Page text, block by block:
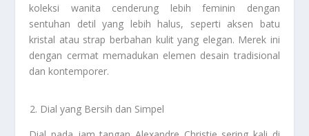
koleksi wanita cenderung lebih feminin dengan
sentuhan detil yang lebih halus, seperti aksen batu
kristal atau strap berbahan kulit yang elegan. Merek ini
dengan cermat memadukan elemen desain tradisional
dan kontemporer.
Dial yang Bersih dan Simpel